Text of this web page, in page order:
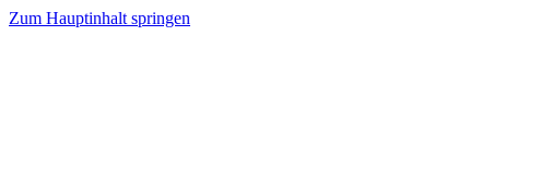
Zum Hauptinhalt springen